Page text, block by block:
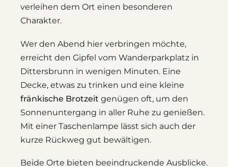
verleihen dem Ort einen besonderen
Charakter.
Wer den Abend hier verbringen möchte,
erreicht den Gipfel vom Wanderparkplatz in
Dittersbrunn in wenigen Minuten. Eine
Decke, etwas zu trinken und eine kleine
fränkische Brotzeit genügen oft, um den
Sonnenuntergang in aller Ruhe zu genießen.
Mit einer Taschenlampe lässt sich auch der
kurze Rückweg gut bewältigen.
Beide Orte bieten beeindruckende Ausblicke.